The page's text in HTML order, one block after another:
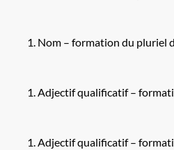
Nom – formation du pluriel
Adjectif qualificatif –
Adjectif qualificatif –